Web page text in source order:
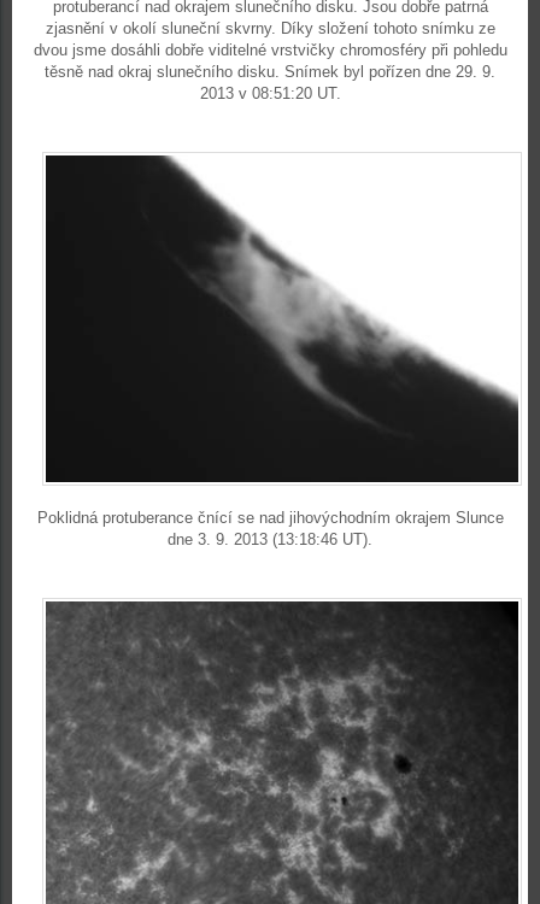
protuberancí nad okrajem slunečního disku. Jsou dobře patrná
zjasnění v okolí sluneční skvrny. Díky složení tohoto snímku ze
dvou jsme dosáhli dobře viditelné vrstvičky chromosféry při pohledu
těsně nad okraj slunečního disku. Snímek byl pořízen dne 29. 9.
2013 v 08:51:20 UT.
Poklidná protuberance čnící se nad jihovýchodním okrajem Slunce
dne 3. 9. 2013 (13:18:46 UT).